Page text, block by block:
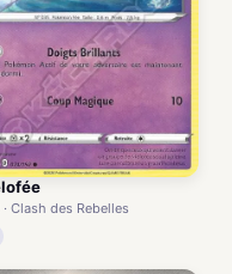
· Clash des Rebelles